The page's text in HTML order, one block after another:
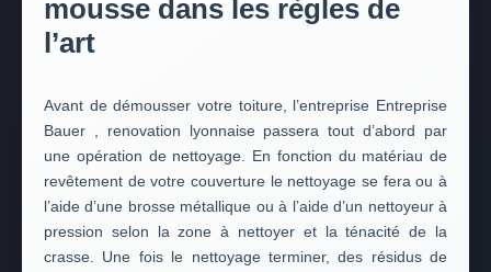
mousse dans les règles de
l’art
Avant de démousser votre toiture, l’entreprise Entreprise
Bauer , renovation lyonnaise passera tout d’abord par
une opération de nettoyage. En fonction du matériau de
revêtement de votre couverture le nettoyage se fera ou à
l’aide d’une brosse métallique ou à l’aide d’un nettoyeur à
pression selon la zone à nettoyer et la ténacité de la
crasse. Une fois le nettoyage terminer, des résidus de